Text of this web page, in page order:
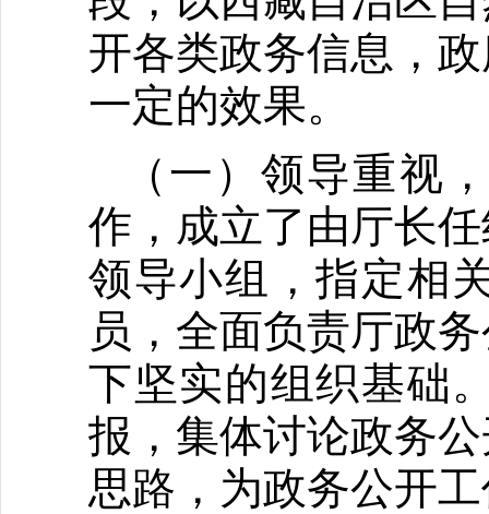
开各类政务信息，
一定的效果。
（一）领导重视
作，成立了由厅长
领导小组，指定相
员，全面负责厅政
下坚实的组织基础
报，集体讨论政务
思路，为政务公开